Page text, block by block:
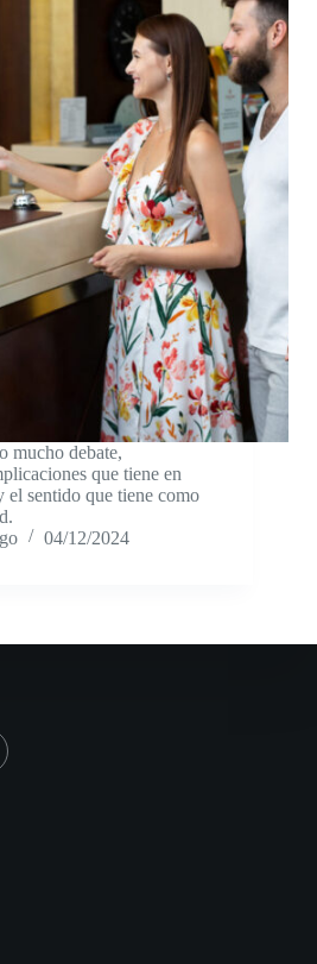
mucho debate,
que tiene en
el sentido que tiene como
04/12/2024